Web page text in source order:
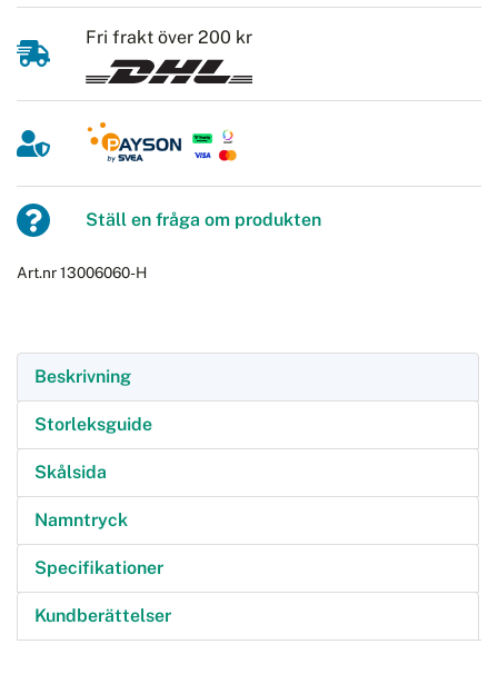
Fri frakt över 200 kr
Ställ en fråga om produkten
Art.nr 13006060-H
Beskrivning
Storleksguide
Skålsida
Namntryck
Specifikationer
Kundberättelser